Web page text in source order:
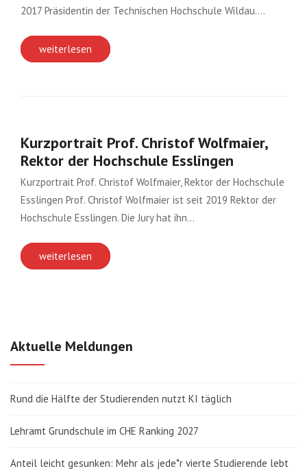
2017 Präsidentin der Technischen Hochschule Wildau….
weiterlesen
Kurzportrait Prof. Christof Wolfmaier,
Rektor der Hochschule Esslingen
Kurzportrait Prof. Christof Wolfmaier, Rektor der Hochschule
Esslingen Prof. Christof Wolfmaier ist seit 2019 Rektor der
Hochschule Esslingen. Die Jury hat ihn…
weiterlesen
Aktuelle Meldungen
Rund die Hälfte der Studierenden nutzt KI täglich
Lehramt Grundschule im CHE Ranking 2027
Anteil leicht gesunken: Mehr als jede*r vierte Studierende lebt